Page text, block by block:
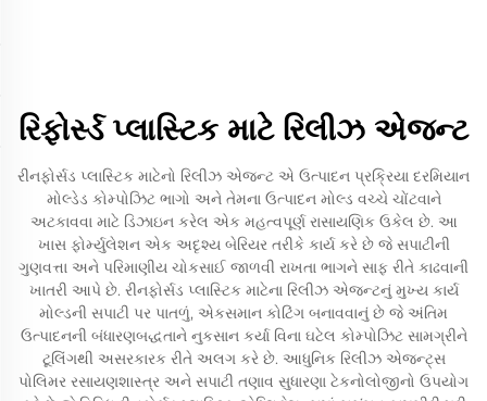
રિફોર્સ્ડ પ્લાસ્ટિક માટે રિલીઝ એજન્ટ
રીનફોર્સડ પ્લાસ્ટિક માટેનો રિલીઝ એજન્ટ એ ઉત્પાદન પ્રક્રિયા દરમિયાન
મોલ્ડેડ કોમ્પોઝિટ ભાગો અને તેમના ઉત્પાદન મોલ્ડ વચ્ચે ચોંટવાને
અટકાવવા માટે ડિઝાઇન કરેલ એક મહત્વપૂર્ણ રાસાયણિક ઉકેલ છે. આ
ખાસ ફોર્મ્યુલેશન એક અદૃશ્ય બેરિયર તરીકે કાર્ય કરે છે જે સપાટીની
ગુણવત્તા અને પરિમાણીય ચોકસાઈ જાળવી રાખતા ભાગને સાફ રીતે કાઢવાની
ખાતરી આપે છે. રીનફોર્સડ પ્લાસ્ટિક માટેના રિલીઝ એજન્ટનું મુખ્ય કાર્ય
મોલ્ડની સપાટી પર પાતળું, એકસમાન કોટિંગ બનાવવાનું છે જે અંતિમ
ઉત્પાદનની બંધારણબદ્ધતાને નુકસાન કર્યા વિના ઘટેલ કોમ્પોઝિટ સામગ્રીને
ટૂલિંગથી અસરકારક રીતે અલગ કરે છે. આધુનિક રિલીઝ એજન્ટ્સ
પોલિમર રસાયણશાસ્ત્ર અને સપાટી તણાવ સુધારણા ટેકનોલોજીનો ઉપયોગ